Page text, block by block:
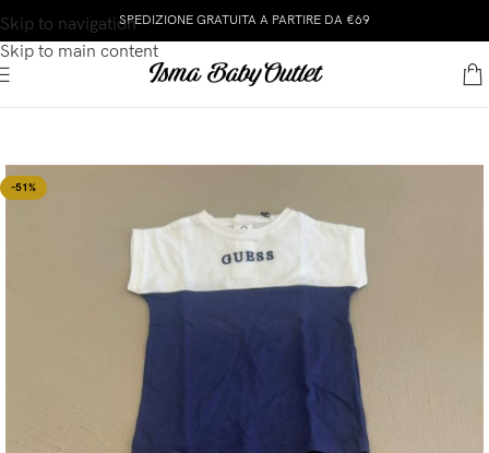
Skip to navigation
Skip to main content
SPEDIZIONE GRATUITA A PARTIRE DA €69
-51%